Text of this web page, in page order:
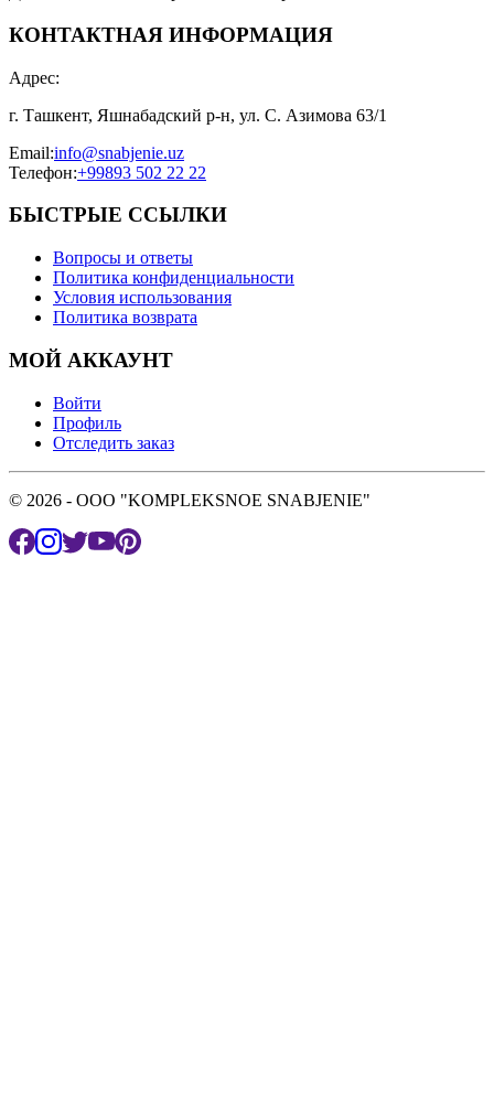
КОНТАКТНАЯ ИНФОРМАЦИЯ
Адрес:
г. Ташкент, Яшнабадский р-н, ул. С. Азимова 63/1
Email:info@snabjenie.uz
Телефон:+99893 502 22 22
БЫСТРЫЕ ССЫЛКИ
Вопросы и ответы
Политика конфиденциальности
Условия использования
Политика возврата
МОЙ АККАУНТ
Войти
Профиль
Отследить заказ
© 2026 - OOO "KOMPLEKSNOE SNABJENIE"